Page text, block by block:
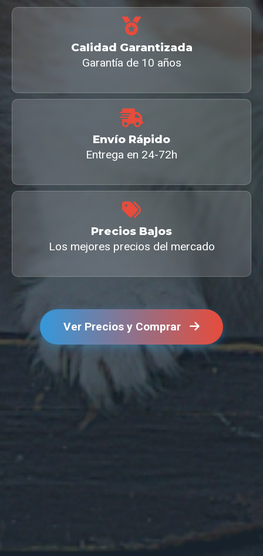
Calidad Garantizada
Garantía de 10 años
Envío Rápido
Entrega en 24-72h
Precios Bajos
Los mejores precios del mercado
Ver Precios y Comprar